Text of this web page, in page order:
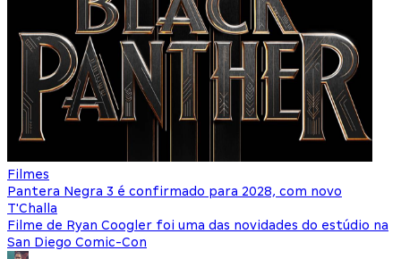
Filmes
Pantera Negra 3 é confirmado para 2028, com novo
T'Challa
Filme de Ryan Coogler foi uma das novidades do estúdio na
San Diego Comic-Con